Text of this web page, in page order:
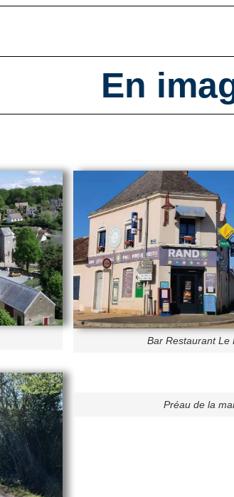
En
Bar Restaurant Le
Préau de la